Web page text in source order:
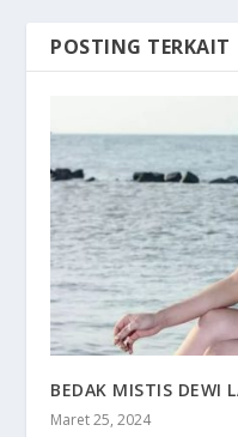
POSTING TERKAIT
BEDAK MISTIS DEWI
Maret 25, 2024